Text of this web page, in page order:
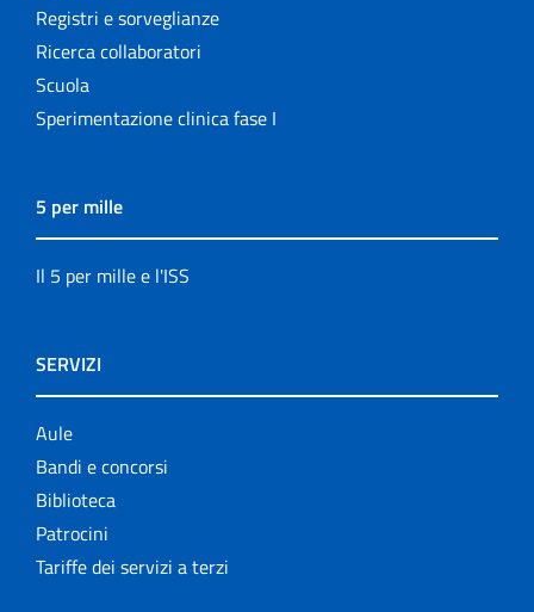
Registri e sorveglianze
Ricerca collaboratori
Scuola
Sperimentazione clinica fase I
5 per mille
Il 5 per mille e l'ISS
SERVIZI
Aule
Bandi e concorsi
Biblioteca
Patrocini
Tariffe dei servizi a terzi